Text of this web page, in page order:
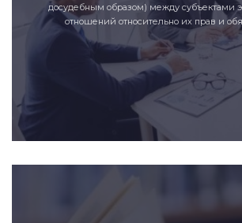
досудебным образом) между субъектами
отношений относительно их прав и